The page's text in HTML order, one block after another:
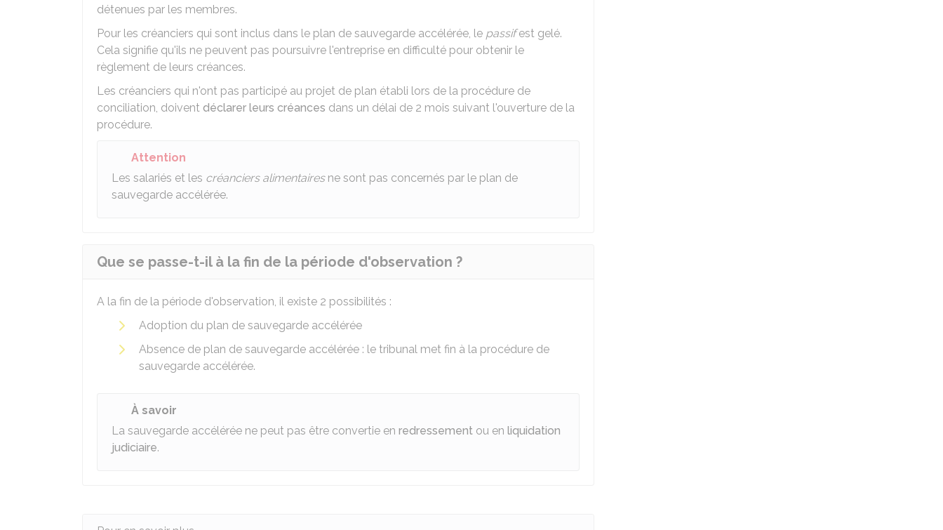
détenues par les membres.
Pour les créanciers qui sont inclus dans le plan de sauvegarde accélérée, le passifest gelé.
Cela signifie qu'ils ne peuvent pas poursuivre l'entreprise en difficulté pour obtenir le
règlement de leurs créances.
Les créanciers qui n'ont pas participé au projet de plan établi lors de la procédure de
conciliation, doivent déclarer leurs créances dans un délai de 2 mois suivant l'ouverture de la
procédure.
Attention
Les salariés et les créanciers alimentairesne sont pas concernés par le plan de
sauvegarde accélérée.
Que se passe-t-il à la fin de la période d'observation ?
A la fin de la période d'observation, il existe 2 possibilités :
Adoption du plan de sauvegarde accélérée
Absence de plan de sauvegarde accélérée : le tribunal met fin à la procédure de
sauvegarde accélérée.
À savoir
La sauvegarde accélérée ne peut pas être convertie en redressement ou en liquidation
judiciaire.